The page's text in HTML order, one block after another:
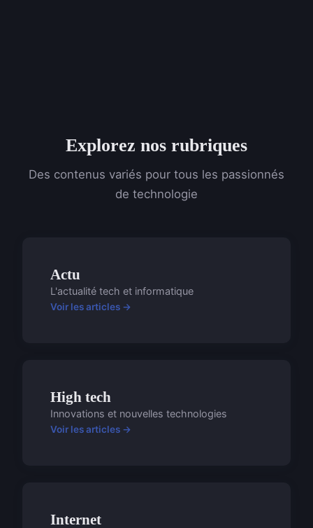
Explorez nos rubriques
Des contenus variés pour tous les passionnés
de technologie
Actu
L'actualité tech et informatique
Voir les articles →
High tech
Innovations et nouvelles technologies
Voir les articles →
Internet